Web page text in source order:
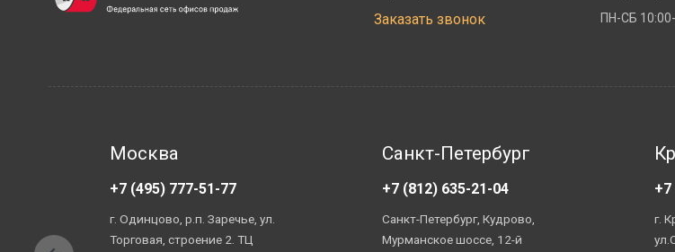
Заказать звонок ПН-СБ
Москва
+7 (495) 777-51-77
г. Одинцово, р.п. Заречье, ул.
Торговая, строение 2. ТЦ
Санкт-Петербург
+7 (812) 635-21-04
Санкт-Петербург, Кудрово,
Мурманское шоссе, 12-й
+7
г.